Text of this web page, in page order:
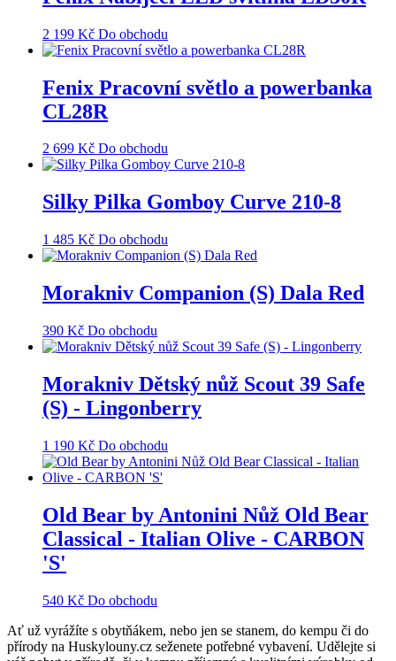
2 199 Kč Do obchodu
Fenix Pracovní světlo a powerbanka
CL28R
2 699 Kč Do obchodu
Silky Pilka Gomboy Curve 210-8
1 485 Kč Do obchodu
Morakniv Companion (S) Dala Red
390 Kč Do obchodu
Morakniv Dětský nůž Scout 39 Safe
(S) - Lingonberry
1 190 Kč Do obchodu
Old Bear by Antonini Nůž Old Bear
Classical - Italian Olive - CARBON
'S'
540 Kč Do obchodu
Ať už vyrážíte s obytňákem, nebo jen se stanem, do kempu či do
přírody na Huskylouny.cz seženete potřebné vybavení. Udělejte si